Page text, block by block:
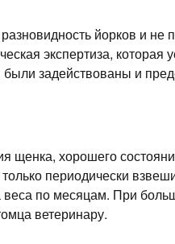
йорков и не
экспертиза, которая
задействованы и
щенка, хорошего
периодически
по месяцам. При
ветеринару.